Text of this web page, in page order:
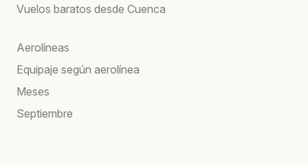
Vuelos baratos desde Cuenca
Aerolíneas
Equipaje según aerolínea
Meses
Septiembre